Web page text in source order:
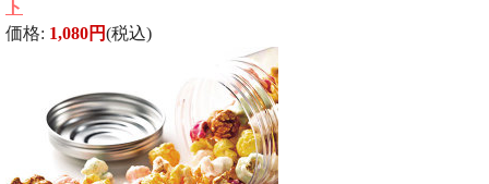
ト
価格: 1,080円(税込)